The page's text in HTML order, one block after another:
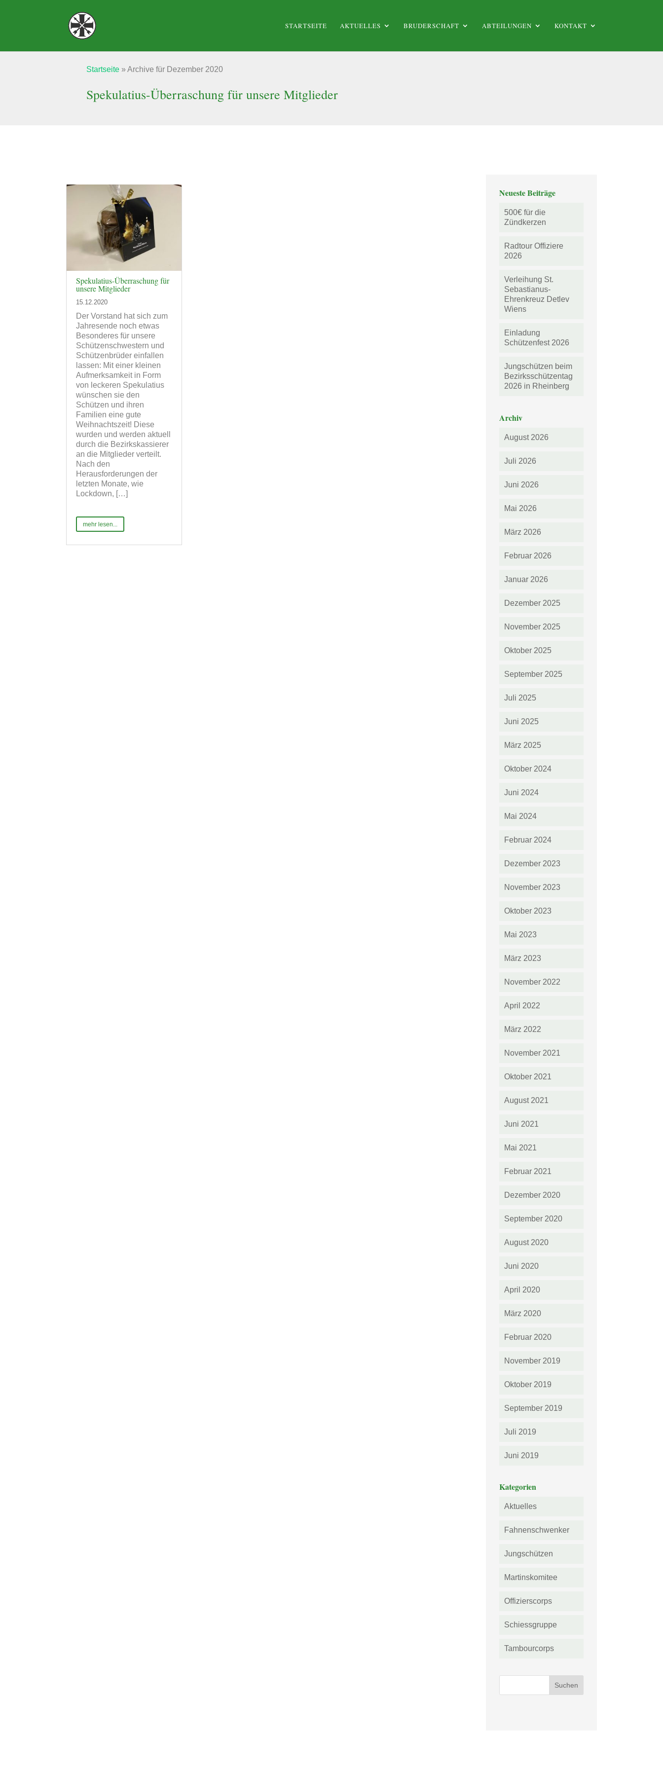
STARTSEITE AKTUELLES BRUDERSCHAFT ABTEILUNGEN KONTAKT
Startseite»Archive für Dezember 2020
Spekulatius-Überraschung für unsere Mitglieder
Spekulatius-Überraschung für
unsere Mitglieder
15.12.2020
Der Vorstand hat sich zum
Jahresende noch etwas
Besonderes für unsere
Schützenschwestern und
Schützenbrüder einfallen
lassen: Mit einer kleinen
Aufmerksamkeit in Form
von leckeren Spekulatius
wünschen sie den
Schützen und ihren
Familien eine gute
Weihnachtszeit! Diese
wurden und werden aktuell
durch die Bezirkskassierer
an die Mitglieder verteilt.
Nach den
Herausforderungen der
letzten Monate, wie
Lockdown, […]
mehr lesen...
Neueste Beiträge
500€ für die
Zündkerzen
Radtour Offiziere
2026
Verleihung St.
Sebastianus-
Ehrenkreuz Detlev
Wiens
Einladung
Schützenfest 2026
Jungschützen beim
Bezirksschützentag
2026 in Rheinberg
Archiv
August 2026
Juli 2026
Juni 2026
Mai 2026
März 2026
Februar 2026
Januar 2026
Dezember 2025
November 2025
Oktober 2025
September 2025
Juli 2025
Juni 2025
März 2025
Oktober 2024
Juni 2024
Mai 2024
Februar 2024
Dezember 2023
November 2023
Oktober 2023
Mai 2023
März 2023
November 2022
April 2022
März 2022
November 2021
Oktober 2021
August 2021
Juni 2021
Mai 2021
Februar 2021
Dezember 2020
September 2020
August 2020
Juni 2020
April 2020
März 2020
Februar 2020
November 2019
Oktober 2019
September 2019
Juli 2019
Juni 2019
Kategorien
Aktuelles
Fahnenschwenker
Jungschützen
Martinskomitee
Offizierscorps
Schiessgruppe
Tambourcorps